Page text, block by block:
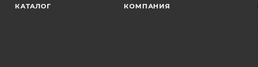
КАТАЛОГ КОМПАНИЯ